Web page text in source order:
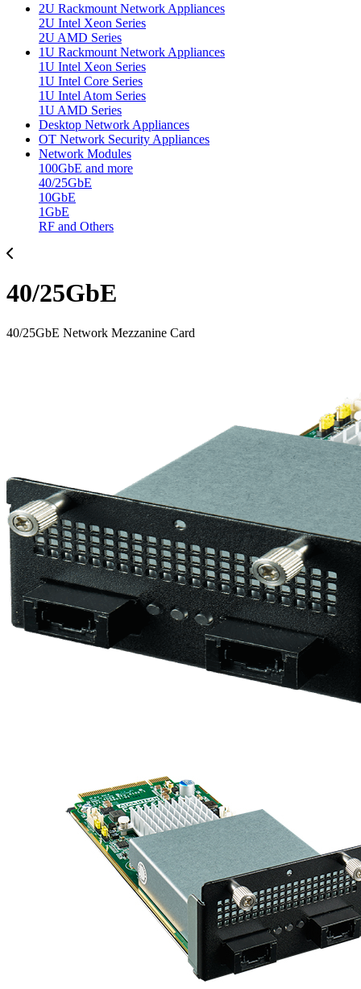
2U Rackmount Network Appliances
2U Intel Xeon Series
2U AMD Series
1U Rackmount Network Appliances
1U Intel Xeon Series
1U Intel Core Series
1U Intel Atom Series
1U AMD Series
Desktop Network Appliances
OT Network Security Appliances
Network Modules
100GbE and more
40/25GbE
10GbE
1GbE
RF and Others
40/25GbE
40/25GbE Network Mezzanine Card